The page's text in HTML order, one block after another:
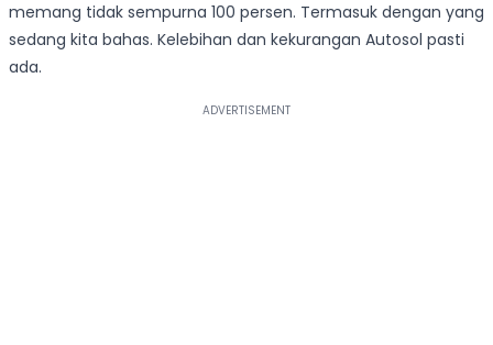
memang tidak sempurna 100 persen. Termasuk dengan yang
sedang kita bahas. Kelebihan dan kekurangan Autosol pasti
ada.